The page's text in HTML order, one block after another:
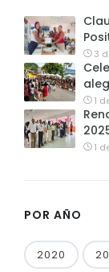
3
1
1
POR AÑO
2020